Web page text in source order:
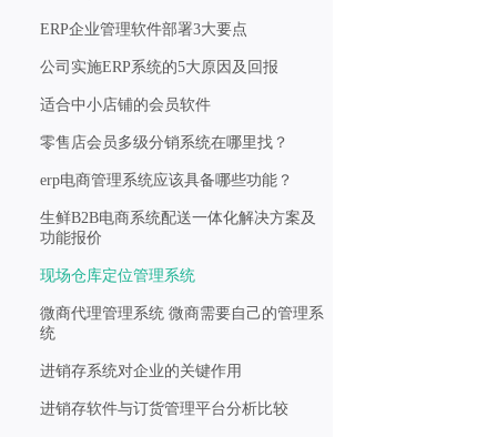
ERP企业管理软件部署3大要点
公司实施ERP系统的5大原因及回报
适合中小店铺的会员软件
零售店会员多级分销系统在哪里找？
erp电商管理系统应该具备哪些功能？
生鲜B2B电商系统配送一体化解决方案及
功能报价
现场仓库定位管理系统
微商代理管理系统 微商需要自己的管理系
统
进销存系统对企业的关键作用
进销存软件与订货管理平台分析比较